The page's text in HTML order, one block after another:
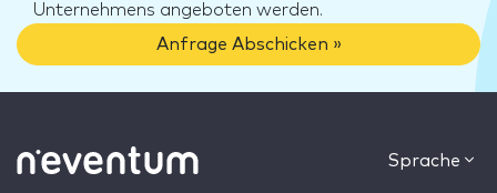
Unternehmens angeboten werden.
Anfrage Abschicken »
Sprache